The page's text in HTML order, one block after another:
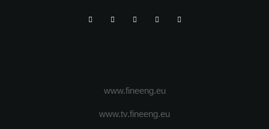
www.fineeng.eu
www.tv.fineeng.eu